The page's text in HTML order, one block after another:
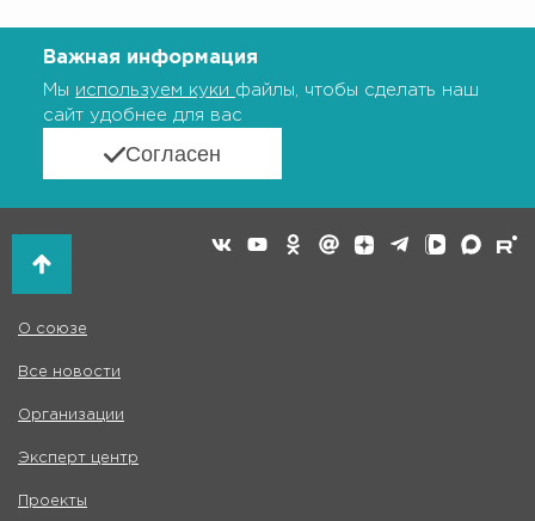
Важная информация
Мы используем куки файлы, чтобы сделать наш
сайт удобнее для вас
Согласен
О союзе
Все новости
Организации
Эксперт центр
Проекты